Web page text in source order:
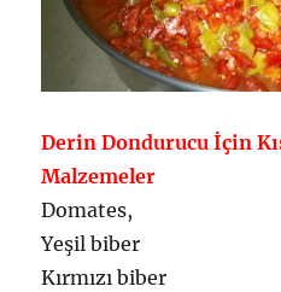
Derin Dondurucu İçin
Malzemeler
Domates,
Yeşil biber
Kırmızı biber